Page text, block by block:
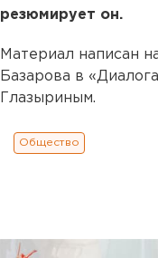
резюмирует он.
Материал написан
Базарова в
Глазыриным.
Общество